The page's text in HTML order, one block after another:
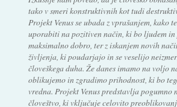
tako v smeri konstruktivnih kot tudi
Projekt Venus se ubada z vprašanjem, kako
uporabiti na pozitiven način, ki bo ljudem
maksimalno dobro, ter z iskanjem novih
življenja, ki poudarjajo in se veselijo
človeškega duha. Že danes imamo na voljo
oblikujemo in zgradimo prihodnost, ki bo
vredna. Projekt Venus predstavlja pogumno
človeštvo, ki vključuje celovito